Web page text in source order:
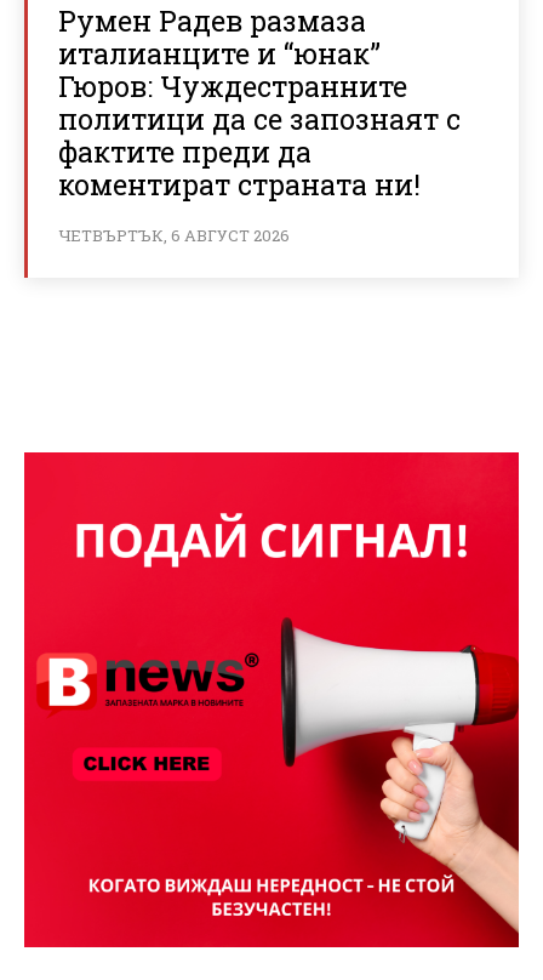
Румен Радев размаза
италианците и “юнак”
Гюров: Чуждестранните
политици да се запознаят с
фактите преди да
коментират страната ни!
ЧЕТВЪРТЪК, 6 АВГУСТ 2026